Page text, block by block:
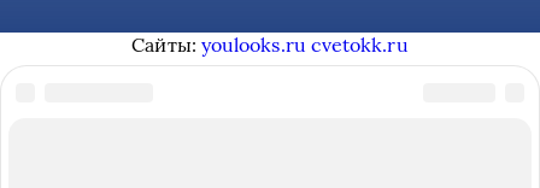
Сайты: youlooks.ru cvetokk.ru